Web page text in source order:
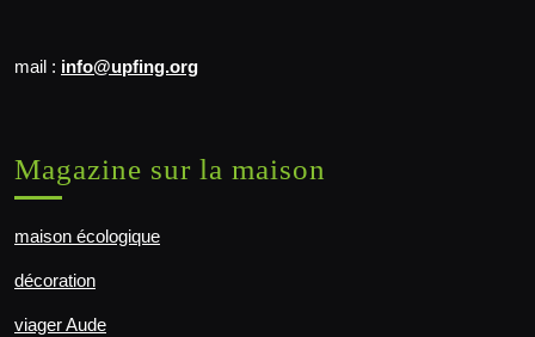
mail : info@upfing.org
Magazine sur la maison
maison écologique
décoration
viager Aude